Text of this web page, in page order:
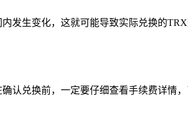
发生变化，这就可能导致实际兑换的
认兑换前，一定要仔细查看手续费详情